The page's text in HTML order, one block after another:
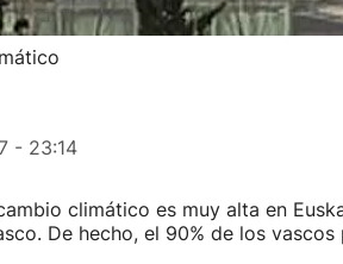
- 23:14
climático es muy alta en
De hecho, el 90% de los vascos